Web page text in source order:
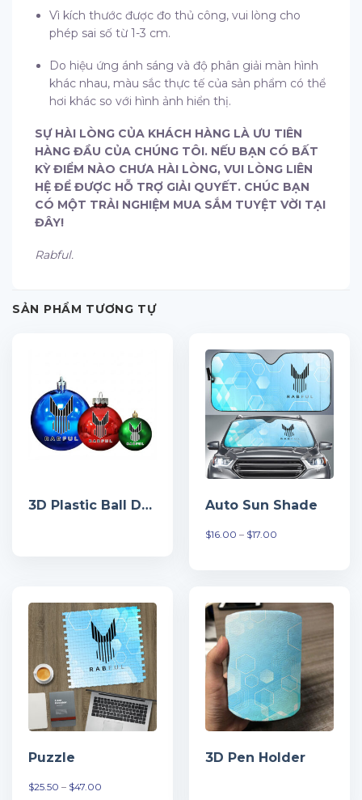
Vì kích thước được đo thủ công, vui lòng cho
phép sai số từ 1-3 cm.
Do hiệu ứng ánh sáng và độ phân giải màn hình
khác nhau, màu sắc thực tế của sản phẩm có thể
hơi khác so với hình ảnh hiển thị.
SỰ HÀI LÒNG CỦA KHÁCH HÀNG LÀ ƯU TIÊN
HÀNG ĐẦU CỦA CHÚNG TÔI. NẾU BẠN CÓ BẤT
KỲ ĐIỂM NÀO CHƯA HÀI LÒNG, VUI LÒNG LIÊN
HỆ ĐỂ ĐƯỢC HỖ TRỢ GIẢI QUYẾT. CHÚC BẠN
CÓ MỘT TRẢI NGHIỆM MUA SẮM TUYỆT VỜI TẠI
ĐÂY!
Rabful.
SẢN PHẨM TƯƠNG TỰ
3D Plastic Ball Decoration Auto Sun Shade
$16.00 – $17.00Khoảng
giá:
Puzzle
$25.50 – $47.00Khoảng
giá:
3D Pen Holder